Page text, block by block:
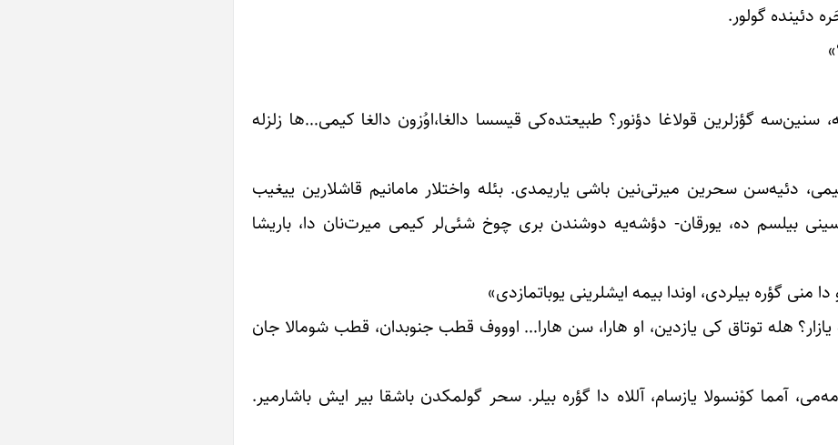
دئینده گولور.
گؤزلرین قولاغا دؤنور؟ طبیعتده‌کی قیسسا دالغا،اوُزون دالغا کیمی…ها زلزله
دئیه‌سن سحرین میرتی‌نین باشی یاریمدی. بئله واختلار مامانیم قاشلارین ییغیب
بیلسم ده، یورقان- دؤشه‌یه دوشندن بری چوخ شئی‌لر کیمی میرت‌نان دا، باریشا
منی گؤره بیلردی، اوندا بیمه ایشلرینی یوباتمازدی»
هله توتاق کی یازدین، او هارا، سن هارا… اوووف قطب جنوبدان، قطب شومالا جان
آمما کوْنسولا یازسام، آللاه دا گؤره بیلر. سحر گولمکدن باشقا بیر ایش باشارمیر.